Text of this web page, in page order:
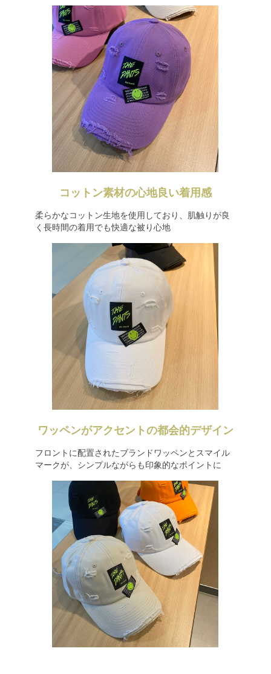
コットン素材の心地良い着用感
柔らかなコットン生地を使用しており、肌触りが良
く長時間の着用でも快適な被り心地
ワッペンがアクセントの都会的デザイン
フロントに配置されたブランドワッペンとスマイル
マークが、シンプルながらも印象的なポイントに